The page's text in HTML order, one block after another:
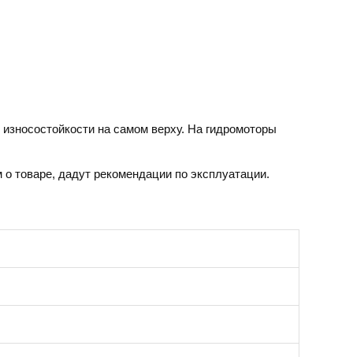
на самом верху. На гидромоторы
товаре, дадут рекомендации по эксплуатации.